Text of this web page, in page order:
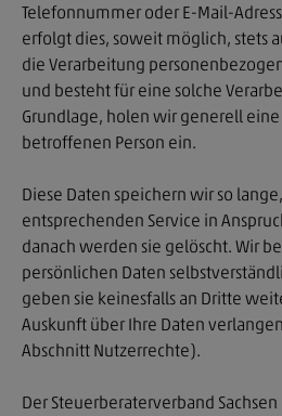
Telefonnummer oder E-Mail-
erfolgt dies, soweit möglich, stets
die Verarbeitung
und besteht für eine solche
Grundlage, holen wir generell
betroffenen Person ein.
Diese Daten speichern wir so
entsprechenden Service in
danach werden sie gelöscht. Wir
persönlichen Daten
geben sie keinesfalls an Dritte
Auskunft über Ihre Daten
Abschnitt Nutzerrechte).
Der Steuerberaterverband Sachsen